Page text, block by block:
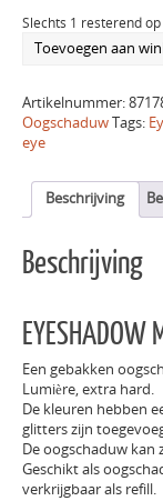
Slechts 1 resterend
Toevoegen aan
Artikelnummer:
OogschaduwTags:
eye
Beschrijving
Beschrijving
EYESHADOW
Een gebakken
Lumière, extra hard.
De kleuren hebben
glitters zijn
De oogschaduw kan
Geschikt als
verkrijgbaar als refill.